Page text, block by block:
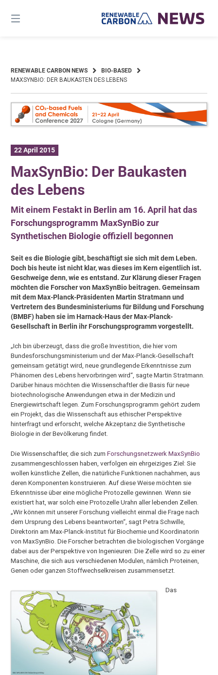
content
RENEWABLE CARBON NEWS
BIO-BASED
MAXSYNBIO: DER BAUKASTEN DES LEBENS
22 April 2015
MaxSynBio: Der Baukasten
des Lebens
Mit einem Festakt in Berlin am 16. April hat das
Forschungsprogramm MaxSynBio zur
Synthetischen Biologie offiziell begonnen
Seit es die Biologie gibt, beschäftigt sie sich mit dem Leben.
Doch bis heute ist nicht klar, was dieses im Kern eigentlich ist.
Geschweige denn, wie es entstand. Zur Klärung dieser Fragen
möchten die Forscher von MaxSynBio beitragen. Gemeinsam
mit dem Max-Planck-Präsidenten Martin Stratmann und
Vertretern des Bundesministeriums für Bildung und Forschung
(BMBF) haben sie im Harnack-Haus der Max-Planck-
Gesellschaft in Berlin ihr Forschungsprogramm vorgestellt.
„Ich bin überzeugt, dass die große Investition, die hier vom
Bundesforschungsministerium und der Max-Planck-Gesellschaft
gemeinsam getätigt wird, neue grundlegende Erkenntnisse zum
Phänomen des Lebens hervorbringen wird“, sagte Martin Stratmann.
Darüber hinaus möchten die Wissenschaftler die Basis für neue
biotechnologische Anwendungen etwa in der Medizin und
Energiewirtschaft legen. Zum Forschungsprogramm gehört zudem
ein Projekt, das die Wissenschaft aus ethischer Perspektive
hinterfragt und erforscht, welche Akzeptanz die Synthetische
Biologie in der Bevölkerung findet.
Die Wissenschaftler, die sich zumForschungsnetzwerk MaxSynBio
zusammengeschlossen haben, verfolgen ein ehrgeiziges Ziel: Sie
wollen künstliche Zellen, die natürliche Funktionen nachahmen, aus
deren Komponenten konstruieren. Auf diese Weise möchten sie
Erkenntnisse über eine mögliche Protozelle gewinnen. Wenn sie
existiert hat, war solch eine Protozelle Urahn aller lebenden Zellen.
„Wir können mit unserer Forschung vielleicht einmal die Frage nach
dem Ursprung des Lebens beantworten“, sagt Petra Schwille,
Direktorin am Max-Planck-Institut für Biochemie und Koordinatorin
von MaxSynBio. Die Forscher betrachten die biologischen Vorgänge
dabei aus der Perspektive von Ingenieuren: Die Zelle wird so zu einer
Maschine, die sich aus verschiedenen Modulen, nämlich Proteinen,
Genen oder ganzen Stoffwechselkreisen zusammensetzt.
Das